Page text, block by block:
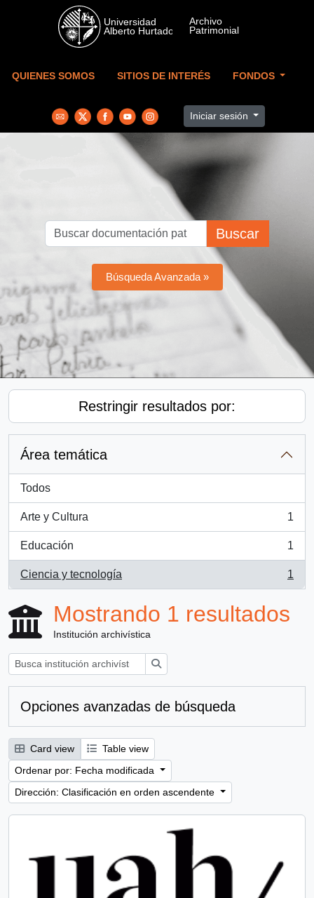
Skip to main content
QUIENES SOMOS SITIOS DE INTERÉS FONDOS
Iniciar sesión
Buscar
Búsqueda Avanzada »
Restringir resultados por:
Área temática
Todos
Arte y Cultura
, 1 resultados
1
Educación
, 1 resultados
1
Ciencia y tecnología
, 1 resultados
1
Mostrando 1 resultados
Institución archivística
Opciones avanzadas de búsqueda
Card view
Table view
Ordenar por: Fecha modificada
Dirección: Clasificación en orden ascendente